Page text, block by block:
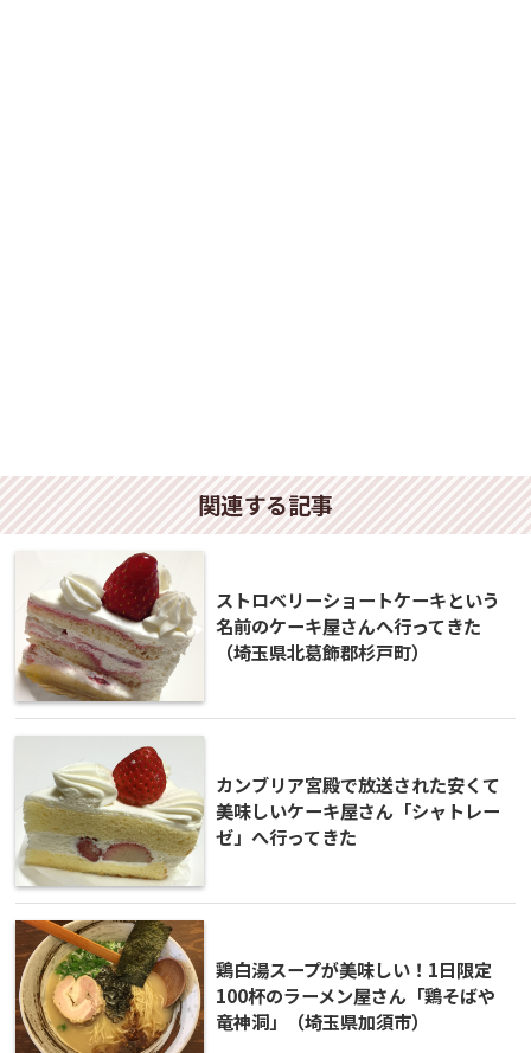
関連する記事
ストロベリーショートケーキという
名前のケーキ屋さんへ行ってきた
（埼玉県北葛飾郡杉戸町）
カンブリア宮殿で放送された安くて
美味しいケーキ屋さん「シャトレー
ゼ」へ行ってきた
鶏白湯スープが美味しい！1日限定
100杯のラーメン屋さん「鶏そばや
竜神洞」（埼玉県加須市）